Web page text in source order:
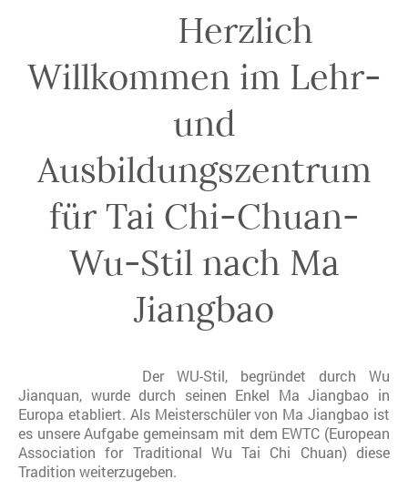
Herzlich
Willkommen im Lehr-
und
Ausbildungszentrum
für Tai Chi-Chuan-
Wu-Stil nach Ma
Jiangbao
Der WU-Stil, begründet durch Wu
Jianquan, wurde durch seinen Enkel Ma Jiangbao in
Europa etabliert. Als Meisterschüler von Ma Jiangbao ist
es unsere Aufgabe gemeinsam mit dem EWTC (European
Association for Traditional Wu Tai Chi Chuan) diese
Tradition weiterzugeben.